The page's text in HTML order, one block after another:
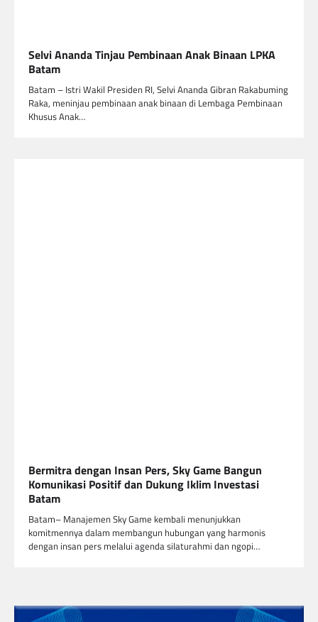
Selvi Ananda Tinjau Pembinaan Anak Binaan LPKA
Batam
Batam – Istri Wakil Presiden RI, Selvi Ananda Gibran Rakabuming
Raka, meninjau pembinaan anak binaan di Lembaga Pembinaan
Khusus Anak…
Bermitra dengan Insan Pers, Sky Game Bangun
Komunikasi Positif dan Dukung Iklim Investasi
Batam
Batam– Manajemen Sky Game kembali menunjukkan
komitmennya dalam membangun hubungan yang harmonis
dengan insan pers melalui agenda silaturahmi dan ngopi…